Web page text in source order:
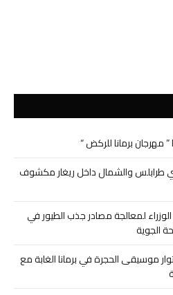
” مهرجان برمانا للركض “
طرابلس والشمال داخل ريغار مكشوف
لمعالجة مصادر جذب الطيور في
الجوية
موسيقى الحجرة في برمانا الغابة مع